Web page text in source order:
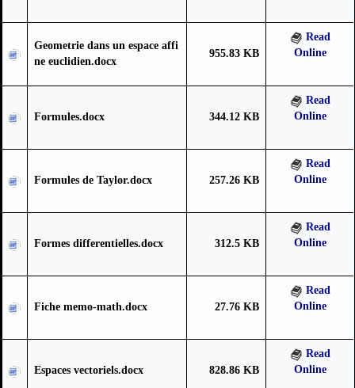
Geometrie dans un espace affi
ne euclidien.docx
955.83 KB
Read
Online
Formules.docx 344.12 KB
Read
Online
Formules de Taylor.docx 257.26 KB
Read
Online
Formes differentielles.docx 312.5 KB
Read
Online
Fiche memo-math.docx 27.76 KB
Read
Online
Espaces vectoriels.docx 828.86 KB
Read
Online